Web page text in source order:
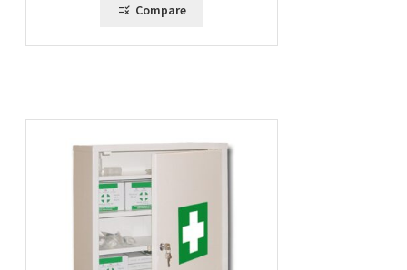
Compare